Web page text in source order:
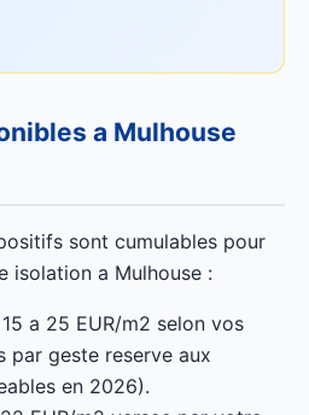
a Mulhouse
sont cumulables pour
isolation a Mulhouse :
15 a 25 EUR/m2 selon vos
par geste reserve aux
en 2026).